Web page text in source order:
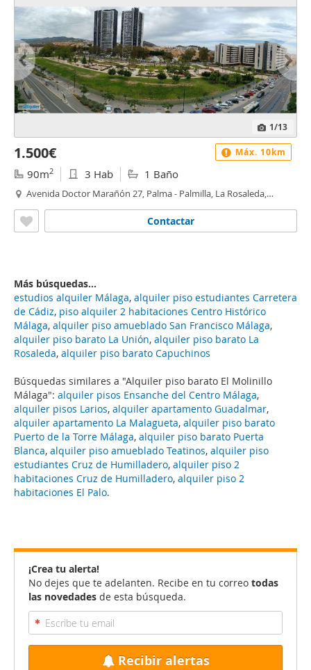
Búsquedas similares a "Alquiler piso barato El Molinillo
Málaga": alquiler pisos Ensanche del Centro Málaga,
alquiler pisos Larios, alquiler apartamento Guadalmar,
alquiler apartamento La Malagueta, alquiler piso barato
Puerto de la Torre Málaga, alquiler piso barato Puerta
Blanca, alquiler piso amueblado Teatinos, alquiler piso
estudiantes Cruz de Humilladero, alquiler piso 2
habitaciones Cruz de Humilladero, alquiler piso 2
habitaciones El Palo.
1/13
1.500€
90m2 3 Hab 1 Baño
Avenida Doctor Marañón 27, Palma - Palmilla, La Rosaleda,
Contactar
Máx. 10km
Más búsquedas...
estudios alquiler Málaga, alquiler piso estudiantes Carretera
de Cádiz, piso alquiler 2 habitaciones Centro Histórico
Málaga, alquiler piso amueblado San Francisco Málaga,
alquiler piso barato La Unión, alquiler piso barato La
Rosaleda, alquiler piso barato Capuchinos
¡Crea tu alerta!
No dejes que te adelanten. Recibe en tu correo todas
las novedades de esta búsqueda.
Recibir alertas